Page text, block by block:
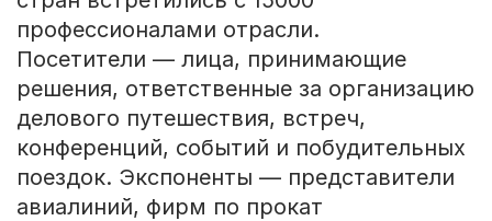
профессионалами отрасли.
Посетители — лица, принимающие
решения, ответственные за организацию
делового путешествия, встреч,
конференций, событий и побудительных
поездок. Экспоненты — представители
авиалиний, фирм по прокат